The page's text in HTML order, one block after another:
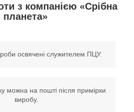
з компанією «Срібна
планета»
освячені служителем ПЦУ.
можна на пошті після примірки
виробу.